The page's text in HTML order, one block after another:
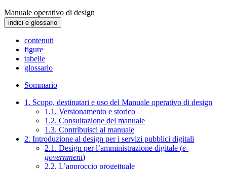
Manuale operativo di design
indici e glossario
contenuti
figure
tabelle
glossario
Sommario
1. Scopo, destinatari e uso del Manuale operativo di design
1.1. Versionamento e storico
1.2. Consultazione del manuale
1.3. Contribuisci al manuale
2. Introduzione al design per i servizi pubblici digitali
2.1. Design per l’amministrazione digitale (e-
government)
2.2. L’approccio progettuale